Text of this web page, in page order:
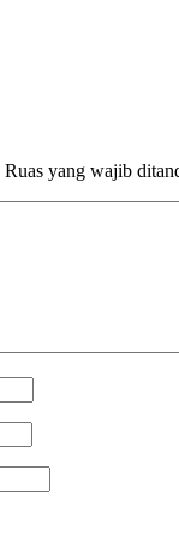
Ruas yang wajib